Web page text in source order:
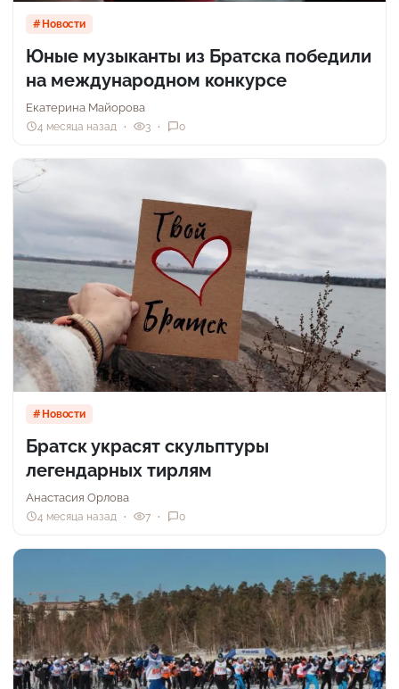
Новости
Юные музыканты из Братска победили
на международном конкурсе
Екатерина Майорова
4 месяца назад 3 0
Новости
Братск украсят скульптуры
легендарных тирлям
Анастасия Орлова
4 месяца назад 7 0